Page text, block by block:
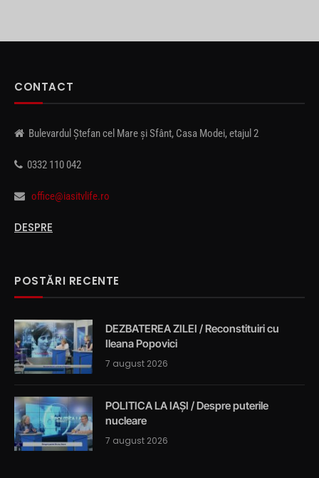
CONTACT
Bulevardul Ștefan cel Mare și Sfânt, Casa Modei, etajul 2
0332 110 042
office@iasitvlife.ro
DESPRE
POSTĂRI RECENTE
DEZBATEREA ZILEI / Reconstituiri cu
Ileana Popovici
7 august 2026
POLITICA LA IAȘI / Despre puterile
nucleare
7 august 2026